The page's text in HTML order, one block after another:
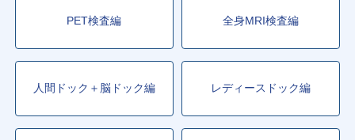
PET検査編 全身MRI検査編
人間ドック＋脳ドック編 レディースドック編